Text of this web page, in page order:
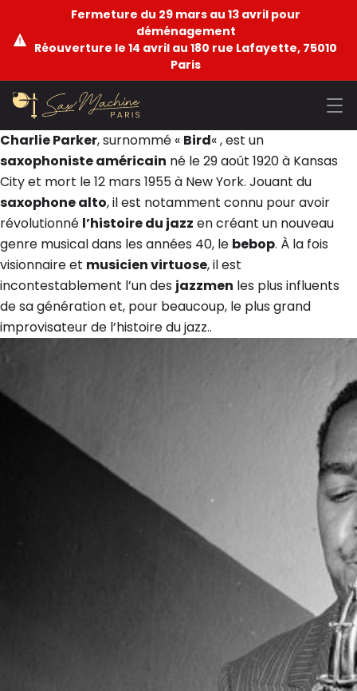
Fermeture du 29 mars au 13 avril pour
déménagement
Réouverture le 14 avril au 180 rue Lafayette, 75010
Paris
Charlie Parker, surnommé « Bird« , est un
saxophoniste américain né le 29 août 1920 à Kansas
City et mort le 12 mars 1955 à New York. Jouant du
saxophone alto, il est notamment connu pour avoir
révolutionné l’histoire du jazz en créant un nouveau
genre musical dans les années 40, le bebop. À la fois
visionnaire et musicien virtuose, il est
incontestablement l’un des jazzmen les plus influents
de sa génération et, pour beaucoup, le plus grand
improvisateur de l’histoire du jazz..